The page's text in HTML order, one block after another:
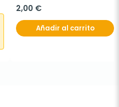
2,00 €
Añadir al carrito